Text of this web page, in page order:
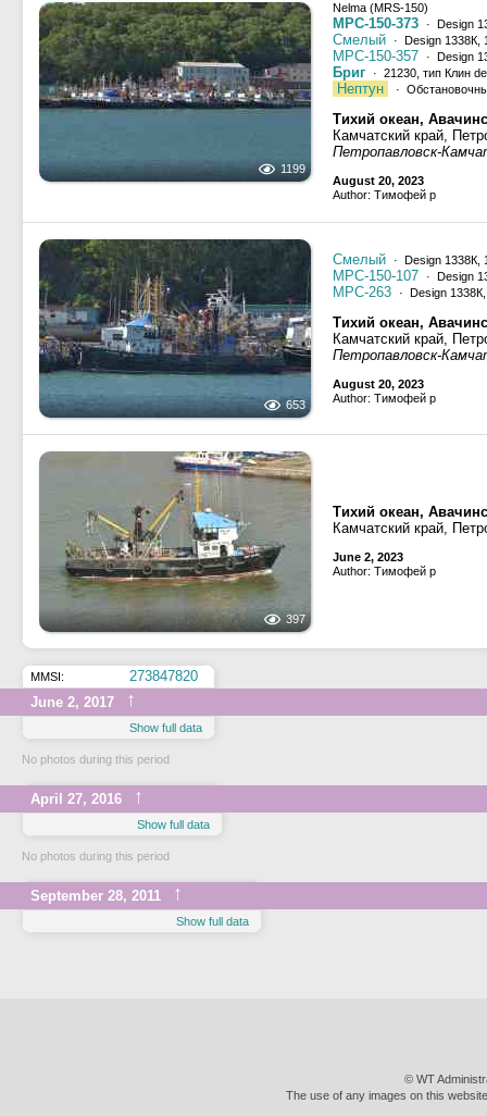
1199
Nelma (MRS-150)
МРС-150-373 · Design
Смелый · Design 1338К,
МРС-150-357 · Design
Бриг · 21230, тип Клин
Нептун ·
Тихий океан,
Камчатский край,
Петропавловск-
August 20, 2023
Author: Тимофей р
653
Смелый · Design 1338К,
МРС-150-107 · Design
МРС-263 · Design
Тихий океан,
Камчатский край,
Петропавловск-
August 20, 2023
Author: Тимофей р
397
Тихий океан,
Камчатский край,
June 2, 2023
Author: Тимофей р
MMSI:
273847820
June 2, 2017
↑
Show full data
No photos during this period
April 27, 2016 ↑
Show full data
No photos during this period
September 28, 2011 ↑
Show full data
© WT
The use of any images on this